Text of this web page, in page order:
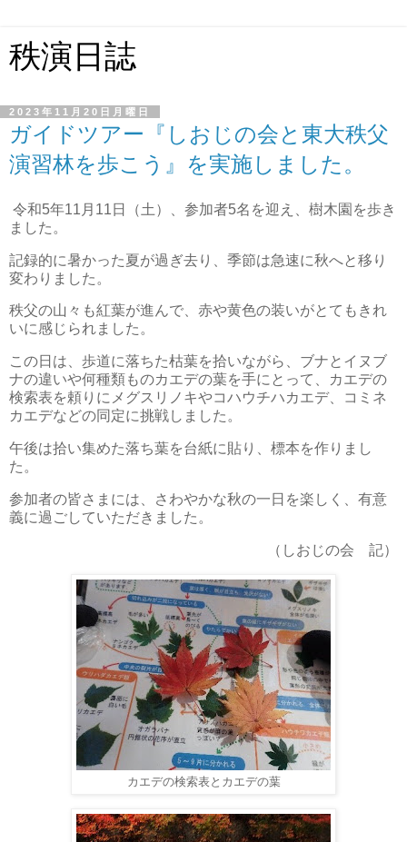
秩演日誌
2023年11月20日月曜日
ガイドツアー『しおじの会と東大秩父
演習林を歩こう』を実施しました。
令和5年11月11日（土）、参加者5名を迎え、樹木園を歩き
ました。
記録的に暑かった夏が過ぎ去り、季節は急速に秋へと移り
変わりました。
秩父の山々も紅葉が進んで、赤や黄色の装いがとてもきれ
いに感じられました。
この日は、歩道に落ちた枯葉を拾いながら、ブナとイヌブ
ナの違いや何種類ものカエデの葉を手にとって、カエデの
検索表を頼りにメグスリノキやコハウチハカエデ、コミネ
カエデなどの同定に挑戦しました。
午後は拾い集めた落ち葉を台紙に貼り、標本を作りまし
た。
参加者の皆さまには、さわやかな秋の一日を楽しく、有意
義に過ごしていただきました。
（しおじの会 記）
カエデの検索表とカエデの葉